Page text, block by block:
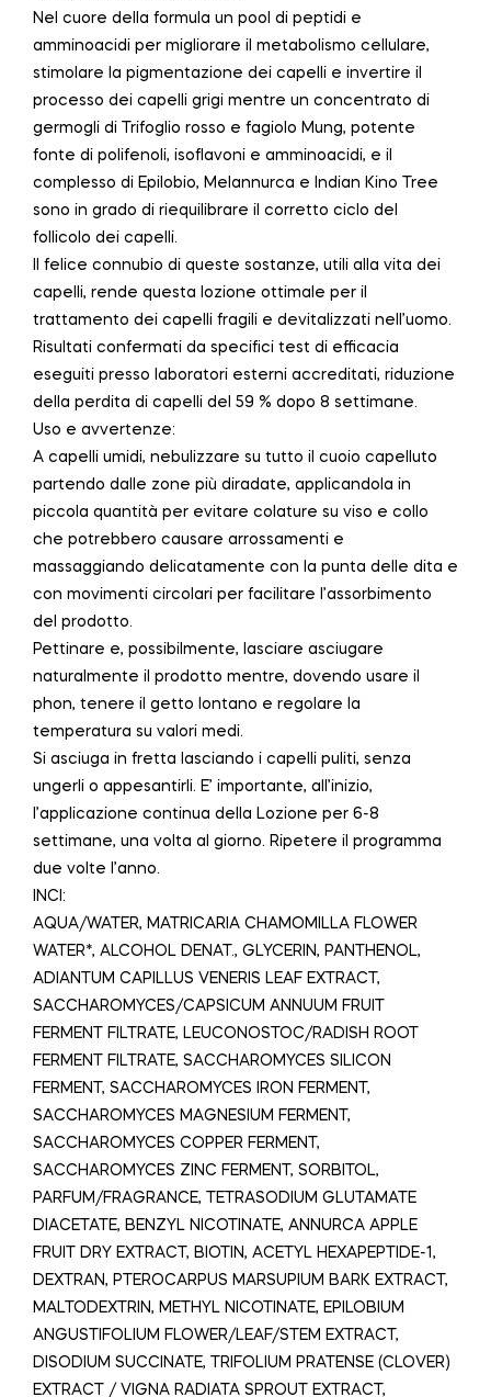
Nel cuore della formula un pool di peptidi e
amminoacidi per migliorare il metabolismo cellulare,
stimolare la pigmentazione dei capelli e invertire il
processo dei capelli grigi mentre un concentrato di
germogli di Trifoglio rosso e fagiolo Mung, potente
fonte di polifenoli, isoflavoni e amminoacidi, e il
complesso di Epilobio, Melannurca e Indian Kino Tree
sono in grado di riequilibrare il corretto ciclo del
follicolo dei capelli.
Il felice connubio di queste sostanze, utili alla vita dei
capelli, rende questa lozione ottimale per il
trattamento dei capelli fragili e devitalizzati nell’uomo.
Risultati confermati da specifici test di efficacia
eseguiti presso laboratori esterni accreditati, riduzione
della perdita di capelli del 59 % dopo 8 settimane.
Uso e avvertenze:
A capelli umidi, nebulizzare su tutto il cuoio capelluto
partendo dalle zone più diradate, applicandola in
piccola quantità per evitare colature su viso e collo
che potrebbero causare arrossamenti e
massaggiando delicatamente con la punta delle dita e
con movimenti circolari per facilitare l’assorbimento
del prodotto.
Pettinare e, possibilmente, lasciare asciugare
naturalmente il prodotto mentre, dovendo usare il
phon, tenere il getto lontano e regolare la
temperatura su valori medi.
Si asciuga in fretta lasciando i capelli puliti, senza
ungerli o appesantirli. E’ importante, all’inizio,
l’applicazione continua della Lozione per 6-8
settimane, una volta al giorno. Ripetere il programma
due volte l’anno.
INCI:
AQUA/WATER, MATRICARIA CHAMOMILLA FLOWER
WATER*, ALCOHOL DENAT., GLYCERIN, PANTHENOL,
ADIANTUM CAPILLUS VENERIS LEAF EXTRACT,
SACCHAROMYCES/CAPSICUM ANNUUM FRUIT
FERMENT FILTRATE, LEUCONOSTOC/RADISH ROOT
FERMENT FILTRATE, SACCHAROMYCES SILICON
FERMENT, SACCHAROMYCES IRON FERMENT,
SACCHAROMYCES MAGNESIUM FERMENT,
SACCHAROMYCES COPPER FERMENT,
SACCHAROMYCES ZINC FERMENT, SORBITOL,
PARFUM/FRAGRANCE, TETRASODIUM GLUTAMATE
DIACETATE, BENZYL NICOTINATE, ANNURCA APPLE
FRUIT DRY EXTRACT, BIOTIN, ACETYL HEXAPEPTIDE-1,
DEXTRAN, PTEROCARPUS MARSUPIUM BARK EXTRACT,
MALTODEXTRIN, METHYL NICOTINATE, EPILOBIUM
ANGUSTIFOLIUM FLOWER/LEAF/STEM EXTRACT,
DISODIUM SUCCINATE, TRIFOLIUM PRATENSE (CLOVER)
EXTRACT / VIGNA RADIATA SPROUT EXTRACT,